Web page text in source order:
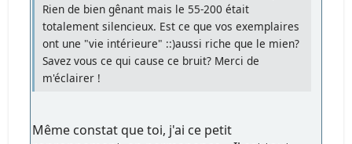
Rien de bien gênant mais le 55-200 était
totalement silencieux. Est ce que vos exemplaires
ont une "vie intérieure" ::)aussi riche que le mien?
Savez vous ce qui cause ce bruit? Merci de
m'éclairer !
Même constat que toi, j'ai ce petit